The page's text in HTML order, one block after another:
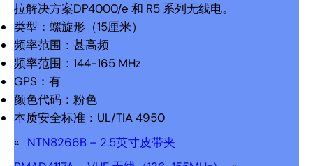
拉解决方案DP4000/e 和 R5 系列无线电。
类型：螺旋形（15厘米）
频率范围：甚高频
频率范围：144-165 MHz
GPS：有
颜色代码：粉色
本质安全标准：UL/TIA 4950
« NTN8266B – 2.5英寸皮带夹